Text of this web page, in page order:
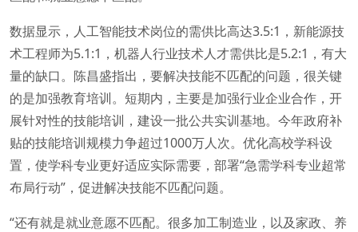
数据显示，人工智能技术岗位的需供比高达3.5:1，新能源技
术工程师为5.1:1，机器人行业技术人才需供比是5.2:1，有大
量的缺口。陈昌盛指出，要解决技能不匹配的问题，很关键
的是加强教育培训。短期内，主要是加强行业企业合作，开
展针对性的技能培训，建设一批公共实训基地。今年政府补
贴的技能培训规模力争超过1000万人次。优化高校学科设
置，使学科专业更好适应实际需要，部署“急需学科专业超常
布局行动”，促进解决技能不匹配问题。
“还有就是就业意愿不匹配。很多加工制造业，以及家政、养